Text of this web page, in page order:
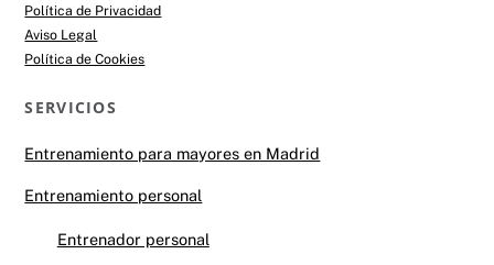
Política de Privacidad
Aviso Legal
Política de Cookies
SERVICIOS
Entrenamiento para mayores en Madrid
Entrenamiento personal
Entrenador personal